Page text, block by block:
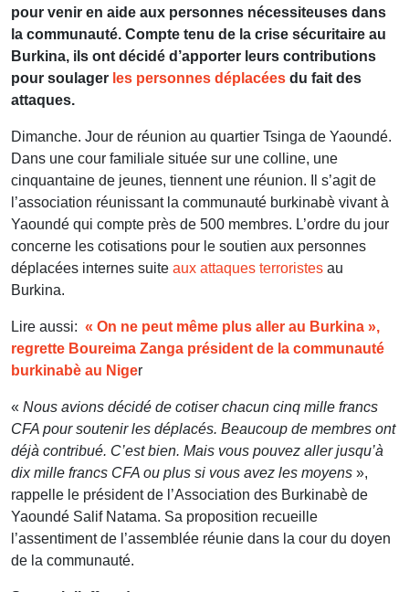
pour venir en aide aux personnes nécessiteuses dans
la communauté. Compte tenu de la crise sécuritaire au
Burkina, ils ont décidé d’apporter leurs contributions
pour soulager les personnes déplacées du fait des
attaques.
Dimanche. Jour de réunion au quartier Tsinga de Yaoundé.
Dans une cour familiale située sur une colline, une
cinquantaine de jeunes, tiennent une réunion. Il s’agit de
l’association réunissant la communauté burkinabè vivant à
Yaoundé qui compte près de 500 membres. L’ordre du jour
concerne les cotisations pour le soutien aux personnes
déplacées internes suite aux attaques terroristes au
Burkina.
Lire aussi: « On ne peut même plus aller au Burkina »,
regrette Boureima Zanga président de la communauté
burkinabè au Niger
« Nous avions décidé de cotiser chacun cinq mille francs
CFA pour soutenir les déplacés. Beaucoup de membres ont
déjà contribué. C’est bien. Mais vous pouvez aller jusqu’à
dix mille francs CFA ou plus si vous avez les moyens »,
rappelle le président de l’Association des Burkinabè de
Yaoundé Salif Natama. Sa proposition recueille
l’assentiment de l’assemblée réunie dans la cour du doyen
de la communauté.